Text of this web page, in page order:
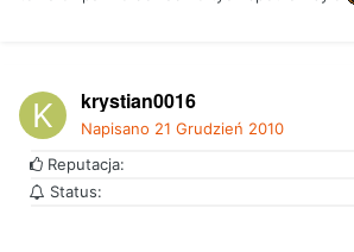
krystian0016
Napisano 21 Grudzień 2010
Reputacja:
Status: